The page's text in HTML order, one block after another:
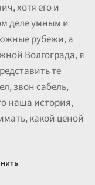
хотя его и
деле умным и
рубежи, а
Волгограда, я
те
звон сабель,
наша история,
какой ценой